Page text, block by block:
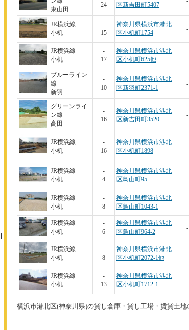
東山田
24
区新吉田町5407
JR横浜線
小机
-
15
神奈川県横浜市港北
区小机町1754
-
JR横浜線
小机
-
17
神奈川県横浜市港北
区小机町625他
-
ブルーライン
線
新羽
-
10
神奈川県横浜市港北
区新羽町2371-1
-
グリーンライ
ン線
高田
-
16
神奈川県横浜市港北
区新吉田町3520
-
JR横浜線
小机
-
16
神奈川県横浜市港北
区小机町1898
-
JR横浜線
小机
-
4
神奈川県横浜市港北
区鳥山町95
-
JR横浜線
小机
-
8
神奈川県横浜市港北
区鳥山町1043-1
-
JR横浜線
小机
-
6
神奈川県横浜市港北
区鳥山町964-2
-
JR横浜線
小机
-
8
神奈川県横浜市港北
区小机町2072-1他
-
JR横浜線
小机
-
13
神奈川県横浜市港北
区小机町1712-1
-
横浜市港北区(神奈川県)の貸し倉庫・貸し工場・賃貸土地